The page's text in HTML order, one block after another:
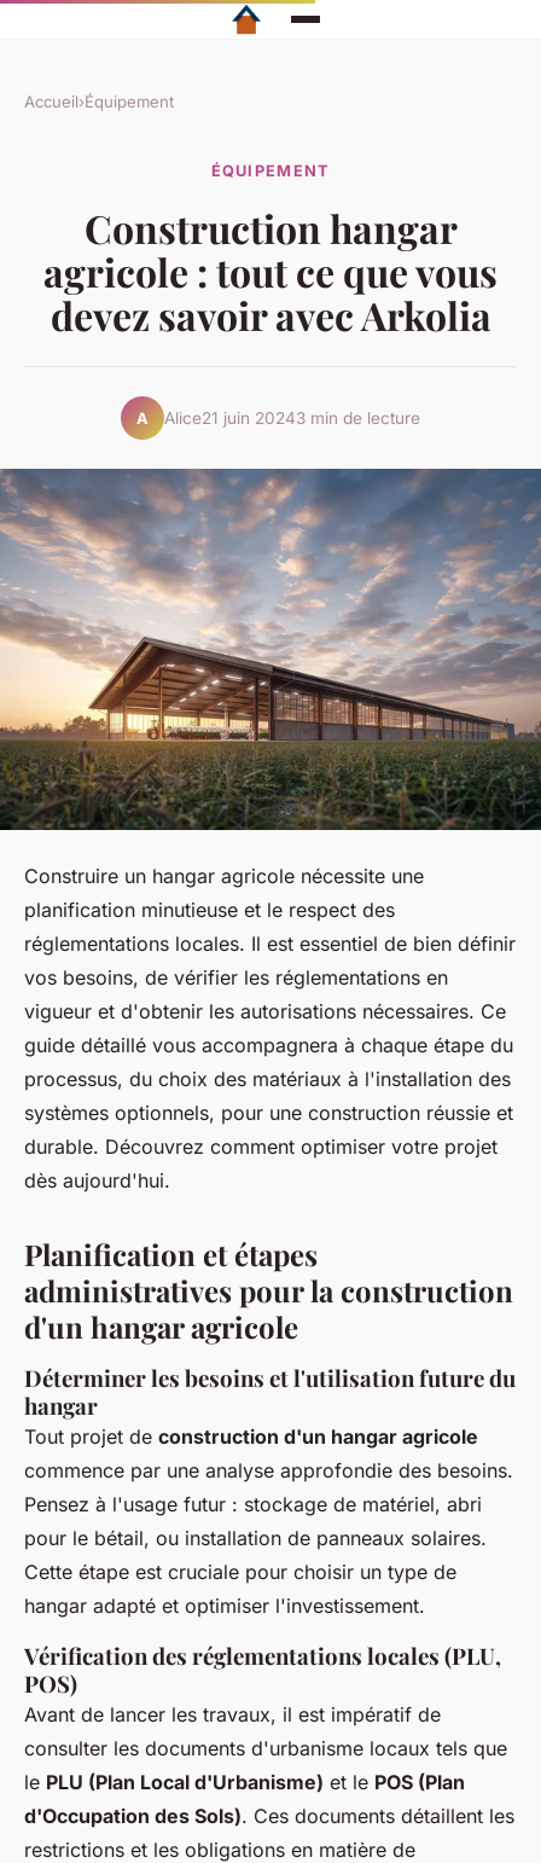
Accueil›Équipement
ÉQUIPEMENT
Construction hangar
agricole : tout ce que vous
devez savoir avec Arkolia
A Alice21 juin 20243 min de lecture
Construire un hangar agricole nécessite une
planification minutieuse et le respect des
réglementations locales. Il est essentiel de bien définir
vos besoins, de vérifier les réglementations en
vigueur et d'obtenir les autorisations nécessaires. Ce
guide détaillé vous accompagnera à chaque étape du
processus, du choix des matériaux à l'installation des
systèmes optionnels, pour une construction réussie et
durable. Découvrez comment optimiser votre projet
dès aujourd'hui.
Planification et étapes
administratives pour la construction
d'un hangar agricole
Déterminer les besoins et l'utilisation future du
hangar
Tout projet de construction d'un hangar agricole
commence par une analyse approfondie des besoins.
Pensez à l'usage futur : stockage de matériel, abri
pour le bétail, ou installation de panneaux solaires.
Cette étape est cruciale pour choisir un type de
hangar adapté et optimiser l'investissement.
Vérification des réglementations locales (PLU,
POS)
Avant de lancer les travaux, il est impératif de
consulter les documents d'urbanisme locaux tels que
le PLU (Plan Local d'Urbanisme) et le POS (Plan
d'Occupation des Sols). Ces documents détaillent les
restrictions et les obligations en matière de